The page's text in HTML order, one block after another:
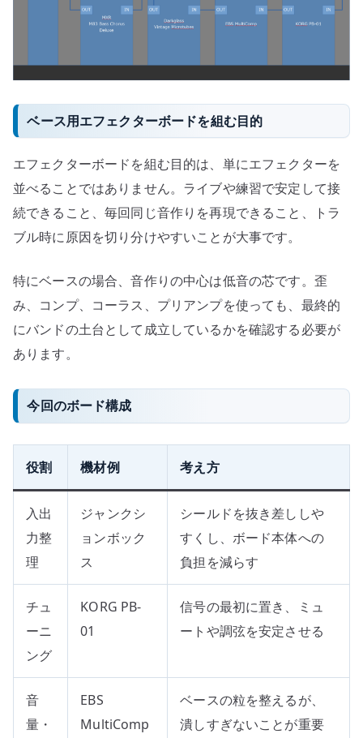
ベース用エフェクターボードを組む目的
エフェクターボードを組む目的は、単にエフェクターを
並べることではありません。ライブや練習で安定して接
続できること、毎回同じ音作りを再現できること、トラ
ブル時に原因を切り分けやすいことが大事です。
特にベースの場合、音作りの中心は低音の芯です。歪
み、コンプ、コーラス、プリアンプを使っても、最終的
にバンドの土台として成立しているかを確認する必要が
あります。
今回のボード構成
役割 機材例 考え方
入出
力整
理
ジャンクシ
ョンボック
ス
シールドを抜き差ししや
すくし、ボード本体への
負担を減らす
チュ
ーニ
ング
KORG PB-
01
信号の最初に置き、ミュ
ートや調弦を安定させる
音
量・
EBS
MultiComp
ベースの粒を整えるが、
潰しすぎないことが重要